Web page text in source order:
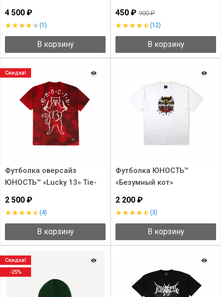
4 500 ₽
(1)
В корзину
450 ₽ 900 ₽
(12)
В корзину
Футболка оверсайз
ЮНОСТЬ™ «Lucky 13» Tie-
2 500 ₽
(4)
В корзину
Скидка!
Футболка ЮНОСТЬ™
«Безумный кот»
2 200 ₽
(3)
В корзину
Скидка!
-25%